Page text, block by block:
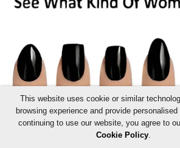
This website uses cookie or similar
browsing experience and provide
continuing to use our website, you agree to
Cookie Policy.